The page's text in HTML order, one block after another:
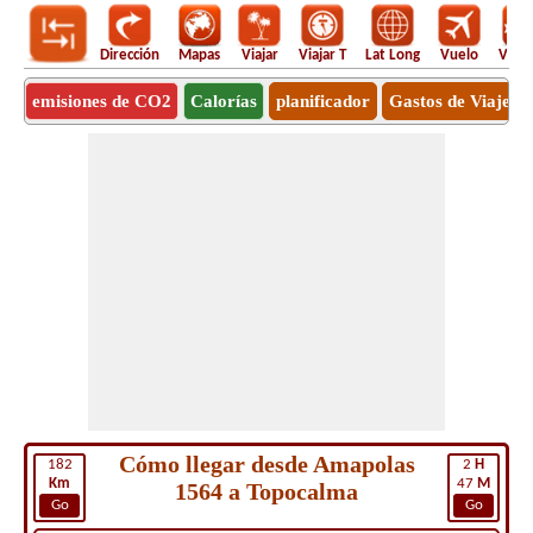
Dirección Mapas Viajar Viajar T Lat Long Vuelo
emisiones de CO2 Calorías planificador Gastos de Viaje
182
Km
Go
2 H
47 M
Go
Cómo llegar desde Amapolas
1564 a Topocalma